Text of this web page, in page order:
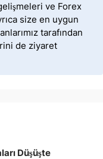
ve Forex
size en uygun
tarafından
de ziyaret
Düşüşte